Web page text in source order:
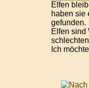
Elfen
haben sie
gefunden.
Elfen sind
Ich